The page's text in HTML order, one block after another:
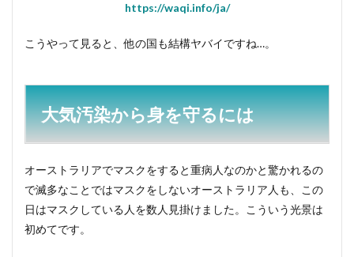
https://waqi.info/ja/
こうやって見ると、他の国も結構ヤバイですね…。
大気汚染から身を守るには
オーストラリアでマスクをすると重病人なのかと驚かれるの
で滅多なことではマスクをしないオーストラリア人も、この
日はマスクしている人を数人見掛けました。こういう光景は
初めてです。